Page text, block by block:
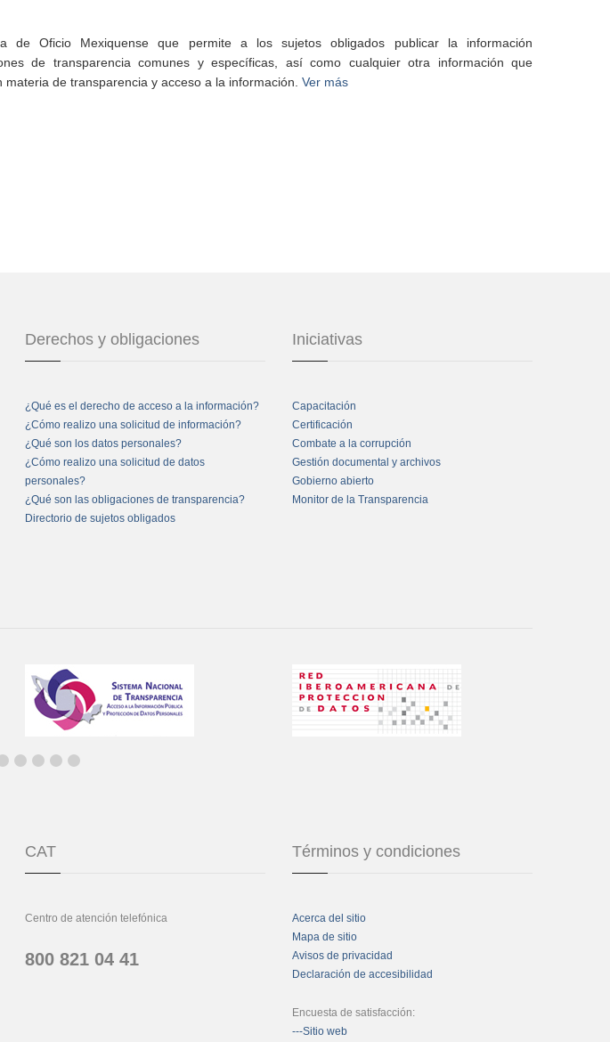
de Oficio Mexiquense que permite a los sujetos obligados publicar la información
de transparencia comunes y específicas, así como cualquier otra información que
de transparencia y acceso a la información. Ver más
Derechos y obligaciones
¿Qué es el derecho de acceso a la información?
¿Cómo realizo una solicitud de información?
¿Qué son los datos personales?
¿Cómo realizo una solicitud de datos
personales?
¿Qué son las obligaciones de transparencia?
Directorio de sujetos obligados
Iniciativas
Capacitación
Certificación
Combate a la corrupción
Gestión documental y archivos
Gobierno abierto
Monitor de la Transparencia
CAT
Centro de atención telefónica
800 821 04 41
Términos y condiciones
Acerca del sitio
Mapa de sitio
Avisos de privacidad
Declaración de accesibilidad
Encuesta de satisfacción:
---Sitio web